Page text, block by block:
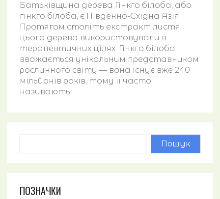
Приватний хоспіс
Батьківщина дерева Гінкго білоба, або
гінкго білоба, є Південно-Східна Азія.
Протягом століть екстракт листя
цього дерева використовували в
терапевтичних цілях. Гінкго білоба
вважається унікальним представником
рослинного світу — вона існує вже 240
мільйонів років, тому її часто
називають…
Пошук
ПОЗНАЧКИ